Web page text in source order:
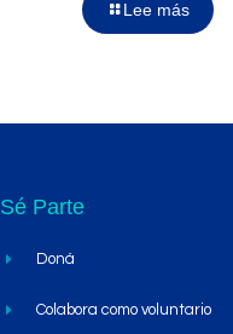
Lee más
Sé Parte
Doná
Colabora como voluntario